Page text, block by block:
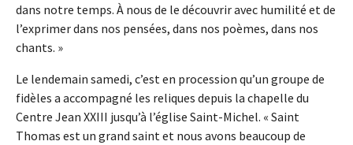
dans notre temps. À nous de le découvrir avec humilité et de
l’exprimer dans nos pensées, dans nos poèmes, dans nos
chants. »
Le lendemain samedi, c’est en procession qu’un groupe de
fidèles a accompagné les reliques depuis la chapelle du
Centre Jean XXIII jusqu’à l’église Saint-Michel. « Saint
Thomas est un grand saint et nous avons beaucoup de